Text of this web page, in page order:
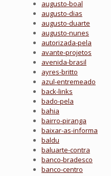
augusto-boal
augusto-dias
augusto-duarte
augusto-nunes
autorizada-pela
avante-projetos
avenida-brasil
ayres-britto
azul-entremeado
back-links
bado-pela
bahia
bairro-piranga
baixar-as-informa
baldu
baluarte-contra
banco-bradesco
banco-centro